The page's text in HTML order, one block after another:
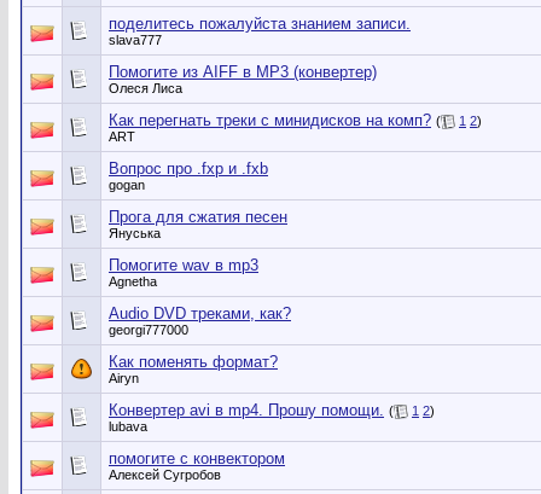
поделитесь пожалуйста знанием записи.
slava777
Помогите из AIFF в MP3 (конвертер)
Олеся Лиса
Как перегнать треки с минидисков на комп? ( 1 2)
ART
Вопрос про .fxp и .fxb
gogan
Прога для сжатия песен
Януська
Помогите wav в mp3
Agnetha
Audio DVD треками, как?
georgi777000
Как поменять формат?
Airyn
Конвертер avi в mp4. Прошу помощи. ( 1 2)
lubava
помогите с конвектором
Алексей Сугробов